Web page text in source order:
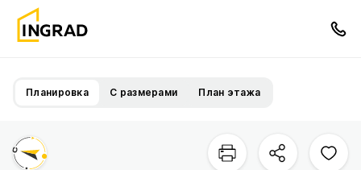
Планировка С размерами План этажа